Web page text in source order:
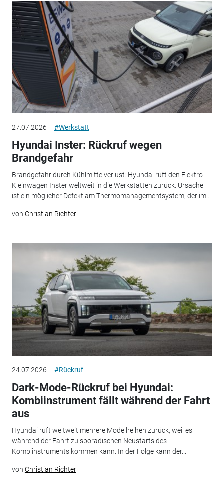
27.07.2026 #Werkstatt
Hyundai Inster: Rückruf wegen
Brandgefahr
Brandgefahr durch Kühlmittelverlust: Hyundai ruft den Elektro-
Kleinwagen Inster weltweit in die Werkstätten zurück. Ursache
ist ein möglicher Defekt am Thermomanagementsystem, der im...
von Christian Richter
24.07.2026 #Rückruf
Dark-Mode-Rückruf bei Hyundai:
Kombiinstrument fällt während der Fahrt
aus
Hyundai ruft weltweit mehrere Modellreihen zurück, weil es
während der Fahrt zu sporadischen Neustarts des
Kombiinstruments kommen kann. In der Folge kann der...
von Christian Richter